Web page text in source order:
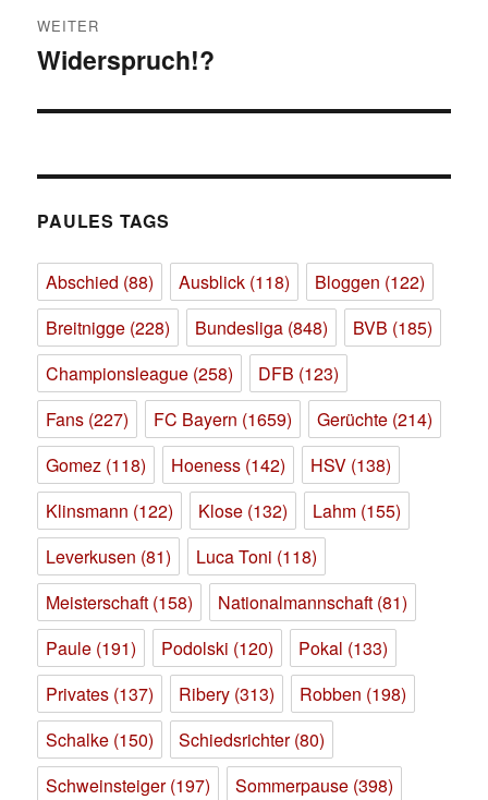
WEITER
Nächster
Widerspruch!?
PAULES TAGS
Abschied (88) Ausblick (118) Bloggen (122)
Breitnigge (228) Bundesliga (848) BVB (185)
Championsleague (258) DFB (123)
Fans (227) FC Bayern (1659) Gerüchte (214)
Gomez (118) Hoeness (142) HSV (138)
Klinsmann (122) Klose (132) Lahm (155)
Leverkusen (81) Luca Toni (118)
Meisterschaft (158) Nationalmannschaft (81)
Paule (191) Podolski (120) Pokal (133)
Privates (137) Ribery (313) Robben (198)
Schalke (150) Schiedsrichter(80)
Schweinsteiger(197) Sommerpause (398)